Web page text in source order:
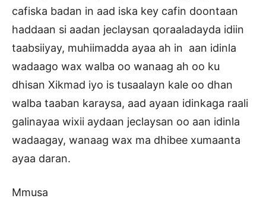
cafiska badan in aad iska key cafin doontaan
haddaan si aadan jeclaysan qoraaladayda idiin
taabsiiyay, muhiimadda ayaa ah in aan idinla
wadaago wax walba oo wanaag ah oo ku
dhisan Xikmad iyo is tusaalayn kale oo dhan
walba taaban karaysa, aad ayaan idinkaga raali
galinayaa wixii aydaan jeclaysan oo aan idinla
wadaagay, wanaag wax ma dhibee xumaanta
ayaa daran.
Mmusa